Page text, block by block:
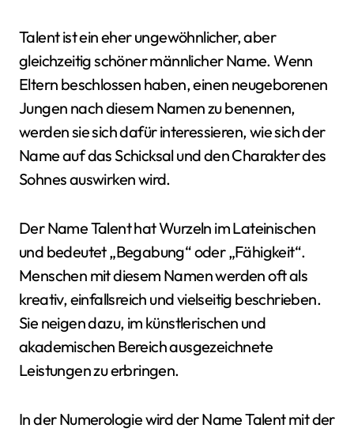
Talent ist ein eher ungewöhnlicher, aber
gleichzeitig schöner männlicher Name. Wenn
Eltern beschlossen haben, einen neugeborenen
Jungen nach diesem Namen zu benennen,
werden sie sich dafür interessieren, wie sich der
Name auf das Schicksal und den Charakter des
Sohnes auswirken wird.
Der Name Talent hat Wurzeln im Lateinischen
und bedeutet „Begabung“ oder „Fähigkeit“.
Menschen mit diesem Namen werden oft als
kreativ, einfallsreich und vielseitig beschrieben.
Sie neigen dazu, im künstlerischen und
akademischen Bereich ausgezeichnete
Leistungen zu erbringen.
In der Numerologie wird der Name Talent mit der